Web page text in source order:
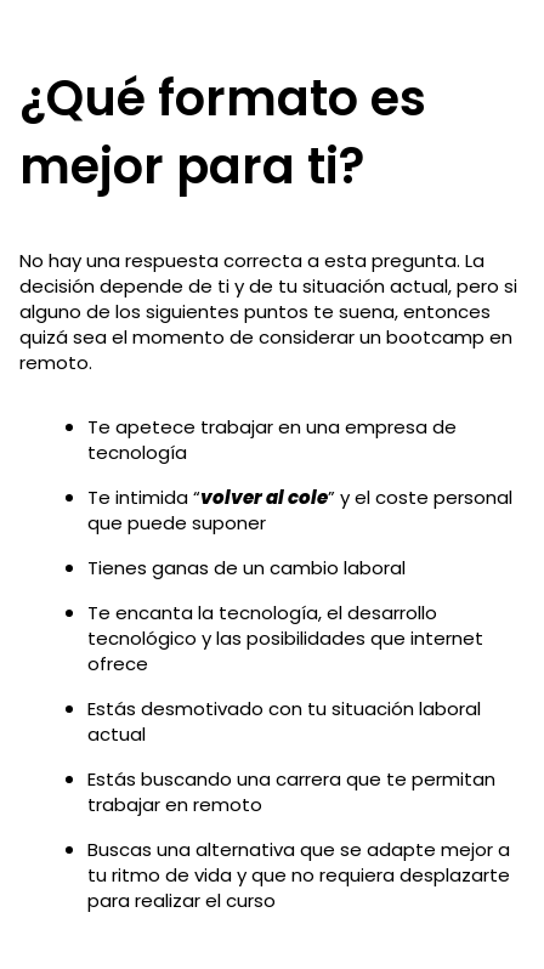
¿Qué formato es
mejor para ti?
No hay una respuesta correcta a esta pregunta. La
decisión depende de ti y de tu situación actual, pero si
alguno de los siguientes puntos te suena, entonces
quizá sea el momento de considerar un bootcamp en
remoto.
Te apetece trabajar en una empresa de
tecnología
Te intimida “volver al cole” y el coste personal
que puede suponer
Tienes ganas de un cambio laboral
Te encanta la tecnología, el desarrollo
tecnológico y las posibilidades que internet
ofrece
Estás desmotivado con tu situación laboral
actual
Estás buscando una carrera que te permitan
trabajar en remoto
Buscas una alternativa que se adapte mejor a
tu ritmo de vida y que no requiera desplazarte
para realizar el curso